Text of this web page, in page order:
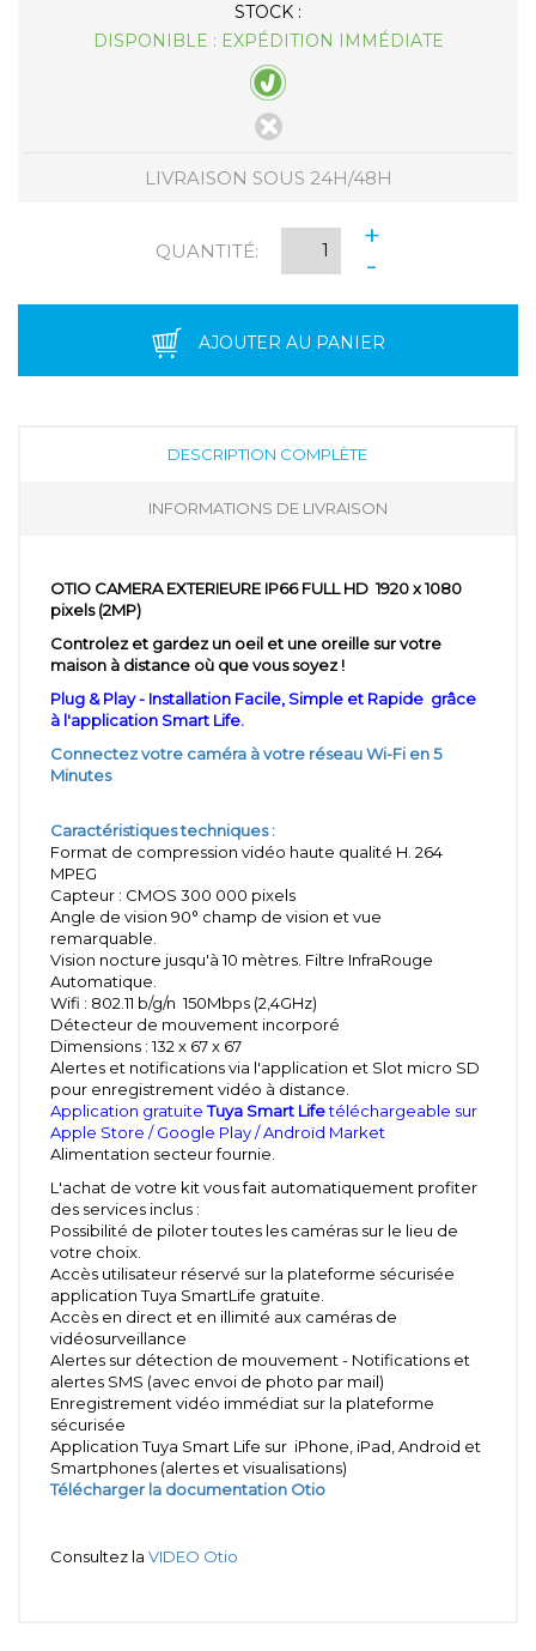
STOCK :
DISPONIBLE : EXPÉDITION IMMÉDIATE
LIVRAISON SOUS 24H/48H
QUANTITÉ:
+
-
AJOUTER AU PANIER
DESCRIPTION COMPLÈTE
INFORMATIONS DE LIVRAISON
OTIO CAMERA EXTERIEURE IP66 FULL HD 1920 x 1080
pixels (2MP)
Controlez et gardez un oeil et une oreille sur votre
maison à distance où que vous soyez !
Plug & Play - Installation Facile, Simple et Rapide grâce
à l'application Smart Life.
Connectez votre caméra à votre réseau Wi-Fi en 5
Minutes
Caractéristiques techniques :
Format de compression vidéo haute qualité H. 264
MPEG
Capteur : CMOS 300 000 pixels
Angle de vision 90° champ de vision et vue
remarquable.
Vision nocture jusqu'à 10 mètres. Filtre InfraRouge
Automatique.
Wifi : 802.11 b/g/n 150Mbps (2,4GHz)
Détecteur de mouvement incorporé
Dimensions : 132 x 67 x 67
Alertes et notifications via l'application et Slot micro SD
pour enregistrement vidéo à distance.
Application gratuiteTuya Smart Lifetéléchargeable sur
Apple Store / Google Play / Androïd Market
Alimentation secteur fournie.
L'achat de votre kit vous fait automatiquement profiter
des services inclus :
Possibilité de piloter toutes les caméras sur le lieu de
votre choix.
Accès utilisateur réservé sur la plateforme sécurisée
application Tuya SmartLife gratuite.
Accès en direct et en illimité aux caméras de
vidéosurveillance
Alertes sur détection de mouvement - Notifications et
alertes SMS (avec envoi de photo par mail)
Enregistrement vidéo immédiat sur la plateforme
sécurisée
Application Tuya Smart Life sur iPhone, iPad, Android et
Smartphones (alertes et visualisations)
Télécharger la documentation Otio
Consultez la VIDEO Otio